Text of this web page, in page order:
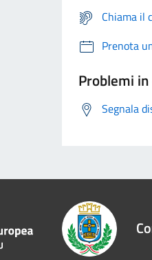
Chiama il
Prenota
Problemi
Segnala